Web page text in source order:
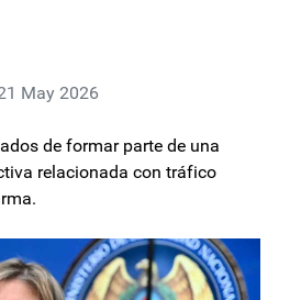
May 2026
de formar parte de una
relacionada con tráfico